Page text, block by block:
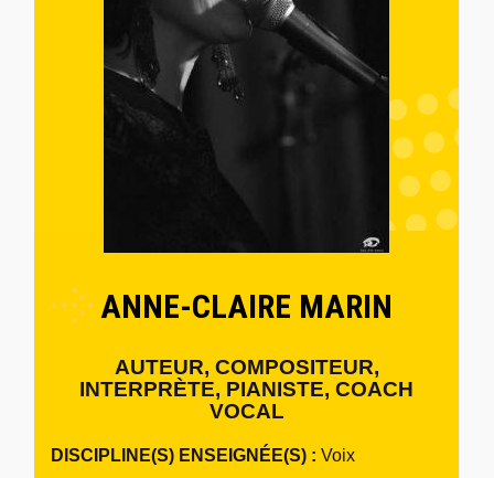
ANNE-CLAIRE MARIN
AUTEUR, COMPOSITEUR,
INTERPRÈTE, PIANISTE, COACH
VOCAL
DISCIPLINE(S) ENSEIGNÉE(S) :Voix